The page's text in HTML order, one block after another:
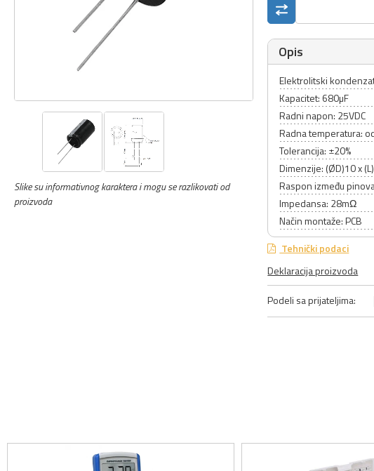
Slike su informativnog karaktera i mogu se razlikovati od
proizvoda
Opis
Elektrolitski
Kapacitet: 680µF
Radni napon: 25VDC
Radna temperatura:
Tolerancija: ±20%
Dimenzije: (ØD)10 x
Raspon između
Impedansa: 28mΩ
Način montaže: PCB
Tehnički podaci
Deklaracija proizvoda
Podeli sa prijateljima: